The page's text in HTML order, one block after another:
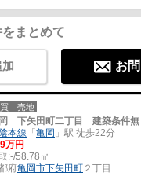
まとめて
お
｜売地
下矢田町二丁目 建築条件無
本線 「亀岡 」駅 徒歩22分
万円
:-/58.78㎡
府亀岡市下矢田町 ２丁目